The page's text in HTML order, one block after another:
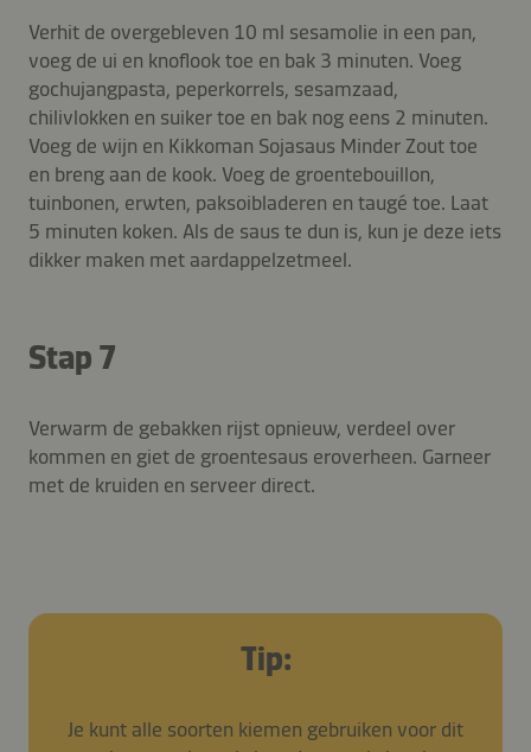
Verhit de overgebleven 10 ml sesamolie in een pan,
voeg de ui en knoflook toe en bak 3 minuten. Voeg
gochujangpasta, peperkorrels, sesamzaad,
chilivlokken en suiker toe en bak nog eens 2 minuten.
Voeg de wijn en Kikkoman Sojasaus Minder Zout toe
en breng aan de kook. Voeg de groentebouillon,
tuinbonen, erwten, paksoibladeren en taugé toe. Laat
5 minuten koken. Als de saus te dun is, kun je deze iets
dikker maken met aardappelzetmeel.
Stap 7
Verwarm de gebakken rijst opnieuw, verdeel over
kommen en giet de groentesaus eroverheen. Garneer
met de kruiden en serveer direct.
Tip:
Je kunt alle soorten kiemen gebruiken voor dit